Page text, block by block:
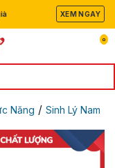
XEM NGAY
0
Năng / Sinh Lý Nam